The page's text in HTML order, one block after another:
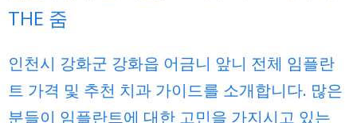
THE 줌
인천시 강화군 강화읍 어금니 앞니 전체 임플란
트 가격 및 추천 치과 가이드를 소개합니다. 많은
분들이 임플란트에 대한 고민을 가지시고 있는